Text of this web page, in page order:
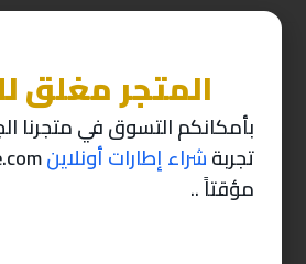
منتجات ذات
-10%
المتجر مغلق
بأمكانكم التسوق في متجرنا
تجربةشراء إطارات أونلاين
مؤقتاً ..